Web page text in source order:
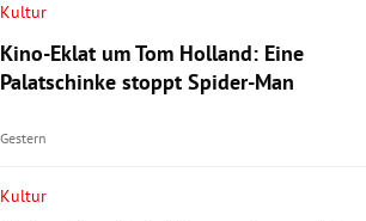
Kultur
Kino-Eklat um Tom Holland: Eine
Palatschinke stoppt Spider-Man
Gestern
Kultur